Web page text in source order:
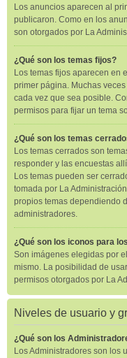
Los anuncios aparecen al
publicaron. Como en los
son otorgados por La
¿Qué son los temas fijos?
Los temas fijos aparecen en
primer página. Muchas
cada vez que sea posible.
permisos para fijar un tema
¿Qué son los temas
Los temas cerrados son
responder y las encuestas
Los temas pueden ser
tomada por La
propios temas dependiendo
administradores.
¿Qué son los iconos para
Son imágenes elegidas por
mismo. La posibilidad de
permisos otorgados por La
Niveles de usuario y
¿Qué son los
Los Administradores son los